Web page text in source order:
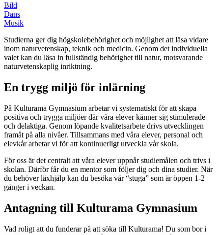
Bild
Dans
Musik
Studierna ger dig högskolebehörighet och möjlighet att läsa vidare
inom naturvetenskap, teknik och medicin. Genom det individuella
valet kan du läsa in fullständig behörighet till natur, motsvarande
naturvetenskaplig inriktning.
En trygg miljö för inlärning
På Kulturama Gymnasium arbetar vi systematiskt för att skapa
positiva och trygga miljöer där våra elever känner sig stimulerade
och delaktiga. Genom löpande kvalitetsarbete drivs utvecklingen
framåt på alla nivåer. Tillsammans med våra elever, personal och
elevkår arbetar vi för att kontinuerligt utveckla vår skola.
För oss är det centralt att våra elever uppnår studiemålen och trivs i
skolan. Därför får du en mentor som följer dig och dina studier. När
du behöver läxhjälp kan du besöka vår “stuga” som är öppen 1-2
gånger i veckan.
Antagning till Kulturama Gymnasium
Vad roligt att du funderar på att söka till Kulturama! Du som bor i